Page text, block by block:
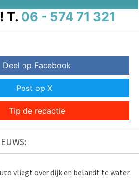
T. 06 - 574 71 321
Deel op Facebook
Post op X
Tip de redactie
vliegt over dijk en belandt te water